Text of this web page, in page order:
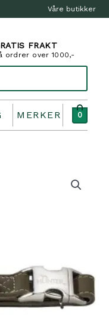
Våre butikker
FRAKT
ordrer over 1000,-
MERKER 0